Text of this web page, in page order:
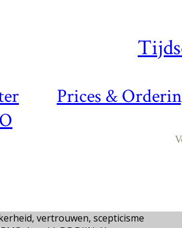
Prices &
vertrouwen, scepticisme